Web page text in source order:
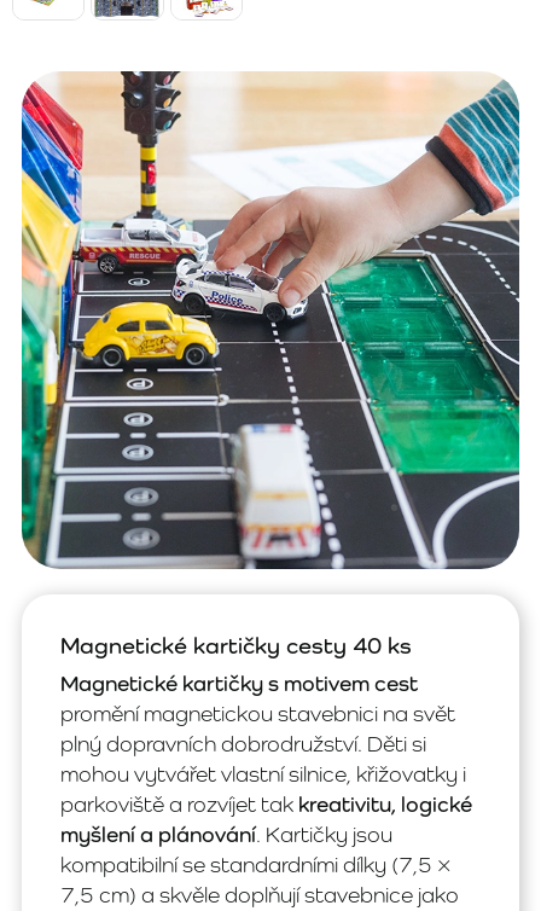
Magnetické kartičky cesty 40 ks
Magnetické kartičky s motivem cest
promění magnetickou stavebnici na svět
plný dopravních dobrodružství. Děti si
mohou vytvářet vlastní silnice, křižovatky i
parkoviště a rozvíjet tak kreativitu, logické
myšlení a plánování. Kartičky jsou
kompatibilní se standardními dílky (7,5 ×
7,5 cm) a skvěle doplňují stavebnice jako